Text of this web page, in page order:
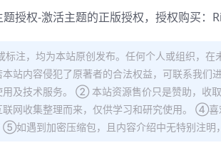
授权-激活主题的正版授权，授权购买：
注，均为本站原创发布。任何个人或组织，
站内容侵犯了原著者的合法权益，可联系我
用及技术服务。 ② 本站资源售价只是赞助，
网收集整理而来，仅供学习和研究使用。 ④
⑤如遇到加密压缩包，且内容介绍中无特别注